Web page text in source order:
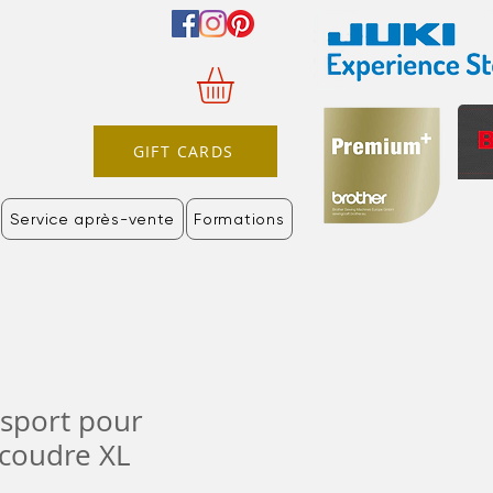
GIFT CARDS
Service après-vente Formations
pour
XL